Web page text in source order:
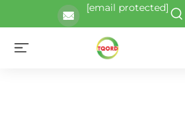
[email protected]